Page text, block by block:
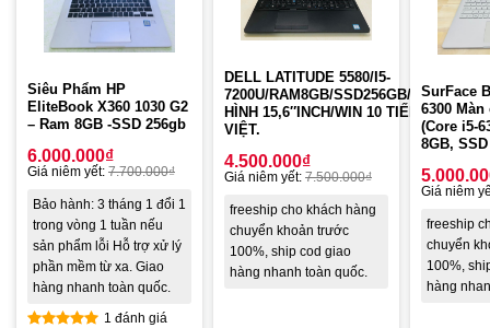
Siêu Phẩm HP
EliteBook X360 1030 G2
– Ram 8GB -SSD 256gb
6.000.000₫
Giá niêm yết: 7.700.000₫
Bảo hành: 3 tháng 1 đổi 1
trong vòng 1 tuần nếu
sản phẩm lỗi Hỗ trợ xử lý
phần mềm từ xa. Giao
hàng nhanh toàn quốc.
1 đánh giá
DELL LATITUDE 5580/I5-
7200U/RAM8GB/SSD256GB/MÀN
HÌNH 15,6″INCH/WIN 10 TIẾNG
VIỆT.
4.500.000₫
Giá niêm yết: 7.500.000₫
freeship cho khách hàng
chuyển khoản trước
100%, ship cod giao
hàng nhanh toàn quốc.
SurFace
6300
(Core i5-
8GB,
Giá niêm
freeship
chuyển
100%,
hàng